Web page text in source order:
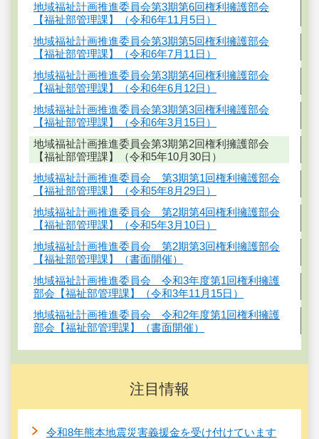
地域福祉計画推進委員会第3期第6回権利擁護部会
【福祉部管理課】（令和6年11月5日）
地域福祉計画推進委員会第3期第5回権利擁護部会
【福祉部管理課】（令和6年7月11日）
地域福祉計画推進委員会第3期第4回権利擁護部会
【福祉部管理課】（令和6年6月12日）
地域福祉計画推進委員会第3期第3回権利擁護部会
【福祉部管理課】（令和6年3月15日）
地域福祉計画推進委員会第3期第2回権利擁護部会
【福祉部管理課】（令和5年10月30日）
地域福祉計画推進委員会 第3期第1回権利擁護部会
【福祉部管理課】（令和5年8月29日）
地域福祉計画推進委員会 第2期第4回権利擁護部会
【福祉部管理課】（令和5年3月10日）
地域福祉計画推進委員会 第2期第3回権利擁護部会
【福祉部管理課】（書面開催）
地域福祉計画推進委員会 令和3年度第1回権利擁護
部会【福祉部管理課】（令和3年11月15日）
地域福祉計画推進委員会 令和2年度第1回権利擁護
部会【福祉部管理課】（書面開催）
注目情報
令和8年熊本地震災害義援金を受け付けています